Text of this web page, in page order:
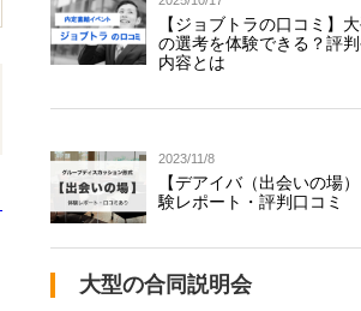
【ジョブトラの口コミ】
の選考を体験できる？評
内容とは
2023/11/8
【デアイバ（出会いの場
験レポート・評判口コミ
大型の合同説明会